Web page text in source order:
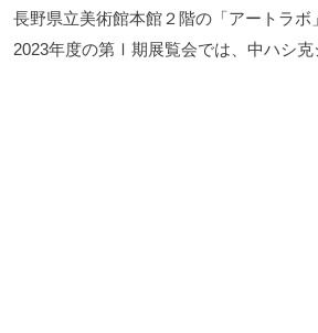
長野県立美術館本館２階の「アートラ
2023年度の第Ⅰ期展覧会では、中ハシ